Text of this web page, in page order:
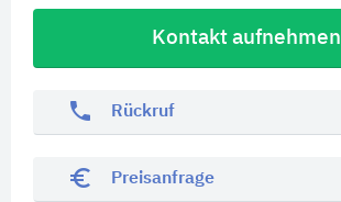
Kontakt aufnehmen
phone Rückruf
euro_symbol Preisanfrage